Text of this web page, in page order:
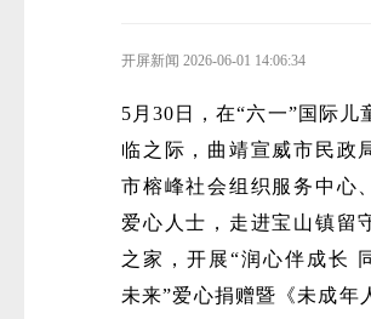
开屏新闻 2026-06-01 14:06:34
5月30日，在“六一”国际儿
临之际，曲靖宣威市民政
市榕峰社会组织服务中心
爱心人士，走进宝山镇留
之家，开展“润心伴成长
未来”爱心捐赠暨《未成年